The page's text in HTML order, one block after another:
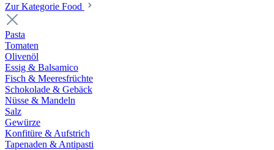
Zur Kategorie Food
Pasta
Tomaten
Olivenöl
Essig & Balsamico
Fisch & Meeresfrüchte
Schokolade & Gebäck
Nüsse & Mandeln
Salz
Gewürze
Konfitüre & Aufstrich
Tapenaden & Antipasti